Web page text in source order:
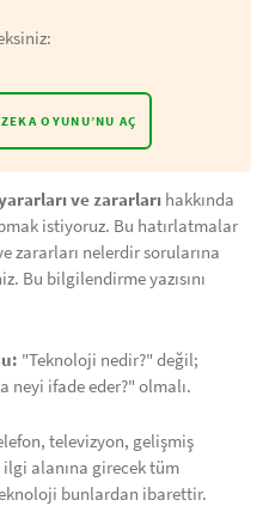
OYUNU’NU AÇ
ve zararları hakkında
istiyoruz. Bu hatırlatmalar
zararları nelerdir sorularına
Bu bilgilendirme yazısını
"Teknoloji nedir?" değil;
ifade eder?" olmalı.
televizyon, gelişmiş
alanına girecek tüm
bunlardan ibarettir.